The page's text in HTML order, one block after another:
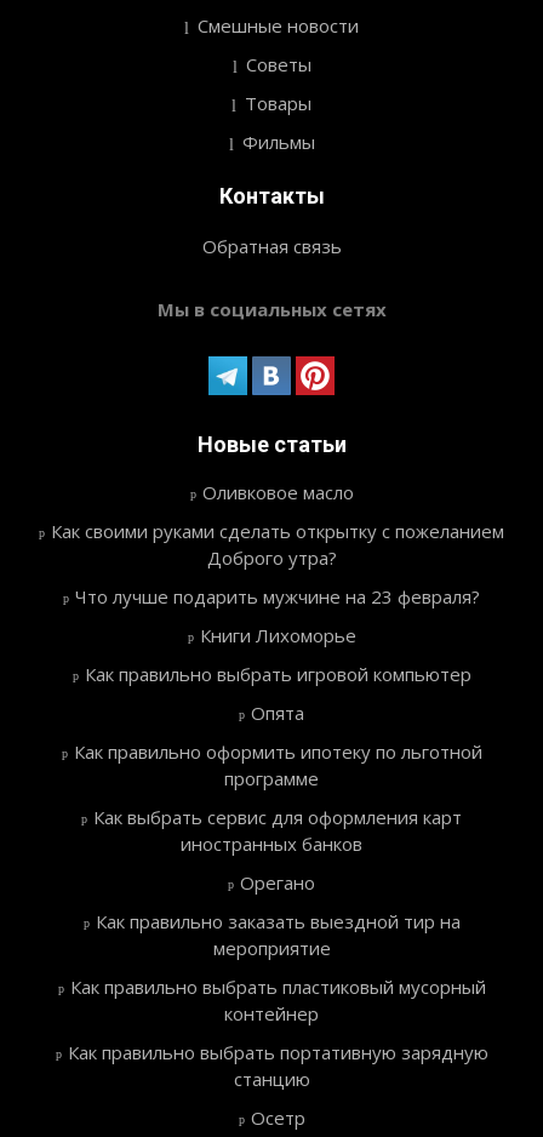
Смешные новости
Советы
Товары
Фильмы
Контакты
Обратная связь
Мы в социальных сетях
Новые статьи
Оливковое масло
Как своими руками сделать открытку с пожеланием
Доброго утра?
Что лучше подарить мужчине на 23 февраля?
Книги Лихоморье
Как правильно выбрать игровой компьютер
Опята
Как правильно оформить ипотеку по льготной
программе
Как выбрать сервис для оформления карт
иностранных банков
Орегано
Как правильно заказать выездной тир на
мероприятие
Как правильно выбрать пластиковый мусорный
контейнер
Как правильно выбрать портативную зарядную
станцию
Осетр